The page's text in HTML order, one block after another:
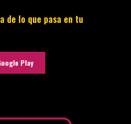
de lo que pasa en tu
Play